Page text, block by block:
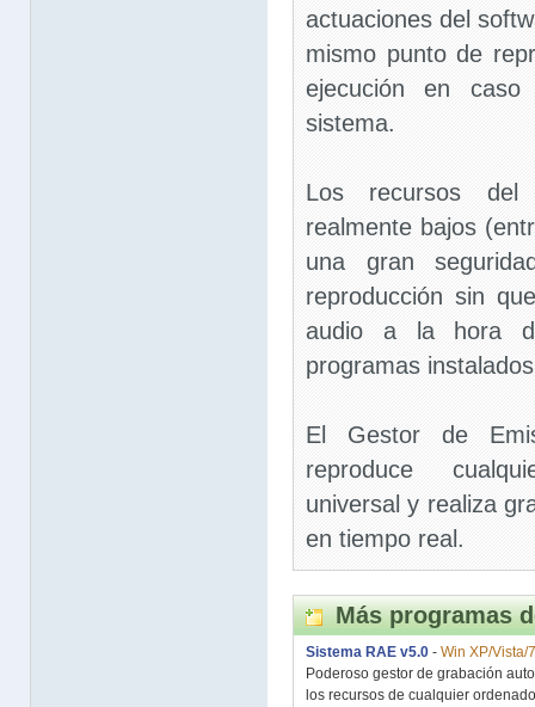
actuaciones del
mismo punto de
ejecución en
sistema.
Los recursos del
realmente bajos
una gran
reproducción sin
audio a la hora
programas
El Gestor de
reproduce
universal y realiza
en tiempo real.
Más programas
Sistema RAE v5.0 - Win XP/Vista/
Poderoso gestor de grabación
los recursos de cualquier